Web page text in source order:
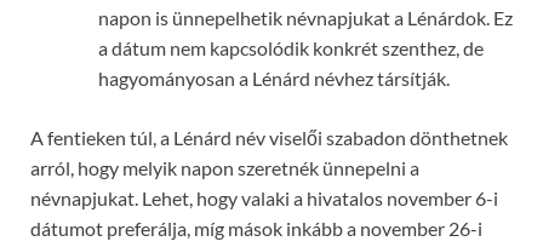
napon is ünnepelhetik névnapjukat a Lénárdok. Ez
a dátum nem kapcsolódik konkrét szenthez, de
hagyományosan a Lénárd névhez társítják.
A fentieken túl, a Lénárd név viselői szabadon dönthetnek
arról, hogy melyik napon szeretnék ünnepelni a
névnapjukat. Lehet, hogy valaki a hivatalos november 6-i
dátumot preferálja, míg mások inkább a november 26-i